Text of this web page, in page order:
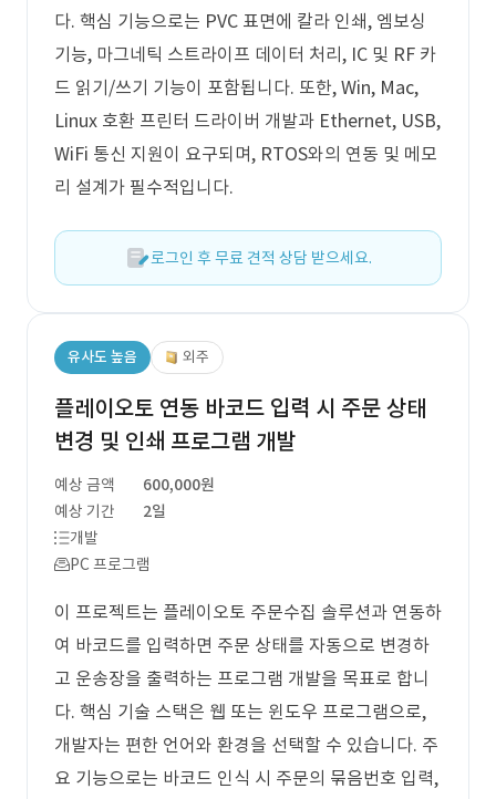
다. 핵심 기능으로는 PVC 표면에 칼라 인쇄, 엠보싱
기능, 마그네틱 스트라이프 데이터 처리, IC 및 RF 카
드 읽기/쓰기 기능이 포함됩니다. 또한, Win, Mac,
Linux 호환 프린터 드라이버 개발과 Ethernet, USB,
WiFi 통신 지원이 요구되며, RTOS와의 연동 및 메모
리 설계가 필수적입니다.
로그인 후 무료 견적 상담 받으세요.
유사도 높음 외주
플레이오토 연동 바코드 입력 시 주문 상태
변경 및 인쇄 프로그램 개발
예상 금액
600,000원
예상 기간
2일
개발
PC 프로그램
이 프로젝트는 플레이오토 주문수집 솔루션과 연동하
여 바코드를 입력하면 주문 상태를 자동으로 변경하
고 운송장을 출력하는 프로그램 개발을 목표로 합니
다. 핵심 기술 스택은 웹 또는 윈도우 프로그램으로,
개발자는 편한 언어와 환경을 선택할 수 있습니다. 주
요 기능으로는 바코드 인식 시 주문의 묶음번호 입력,